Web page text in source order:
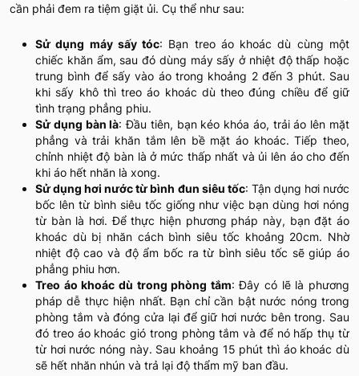
cần phải đem ra tiệm giặt ủi. Cụ thể như sau:
Sử dụng máy sấy tóc: Bạn treo áo khoác dù cùng một
chiếc khăn ẩm, sau đó dùng máy sấy ở nhiệt độ thấp hoặc
trung bình để sấy vào áo trong khoảng 2 đến 3 phút. Sau
khi sấy khô thì treo áo khoác dù theo đúng chiều để giữ
tình trạng phẳng phiu.
Sử dụng bàn là: Đầu tiên, bạn kéo khóa áo, trải áo lên mặt
phẳng và trải khăn tắm lên bề mặt áo khoác. Tiếp theo,
chỉnh nhiệt độ bàn là ở mức thấp nhất và ủi lên áo cho đến
khi áo hết nhăn là xong.
Sử dụng hơi nước từ bình đun siêu tốc: Tận dụng hơi nước
bốc lên từ bình siêu tốc giống như việc bạn dùng hơi nóng
từ bàn là hơi. Để thực hiện phương pháp này, bạn đặt áo
khoác dù bị nhăn cách bình siêu tốc khoảng 20cm. Nhờ
nhiệt độ cao và độ ẩm bốc ra từ bình siêu tốc sẽ giúp áo
phẳng phiu hơn.
Treo áo khoác dù trong phòng tắm: Đây có lẽ là phương
pháp dễ thực hiện nhất. Bạn chỉ cần bật nước nóng trong
phòng tắm và đóng cửa lại để giữ hơi nước bên trong. Sau
đó treo áo khoác gió trong phòng tắm và để nó hấp thụ từ
từ hơi nước nóng này. Sau khoảng 15 phút thì áo khoác dù
sẽ hết nhăn nhún và trả lại độ thẩm mỹ ban đầu.